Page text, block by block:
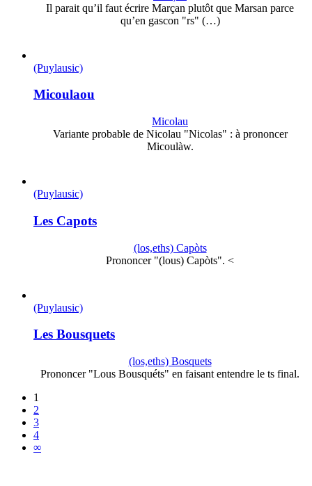
Il parait qu’il faut écrire Marçan plutôt que Marsan parce
qu’en gascon "rs" (…)
(Puylausic)
Micoulaou
Micolau
Variante probable de Nicolau "Nicolas" : à prononcer
Micoulàw.
(Puylausic)
Les Capots
(los,eths) Capòts
Prononcer "(lous) Capòts". <
(Puylausic)
Les Bousquets
(los,eths) Bosquets
Prononcer "Lous Bousquéts" en faisant entendre le ts final.
1
2
3
4
∞